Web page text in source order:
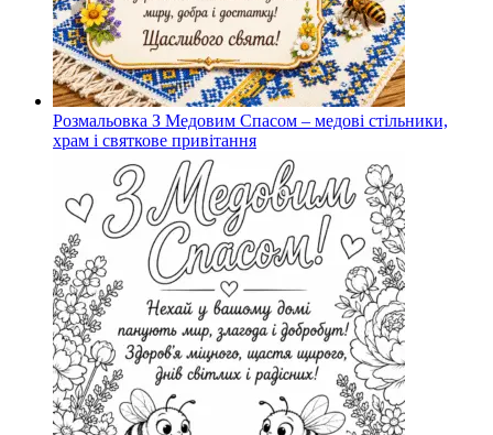
Розмальовка З Медовим Спасом – медові стільники,
храм і святкове привітання